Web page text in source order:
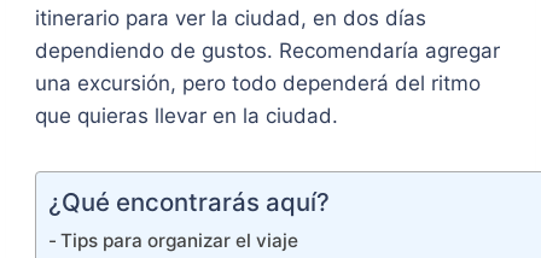
itinerario para ver la ciudad, en dos días
dependiendo de gustos. Recomendaría agregar
una excursión, pero todo dependerá del ritmo
que quieras llevar en la ciudad.
¿Qué encontrarás aquí?
Tips para organizar el viaje